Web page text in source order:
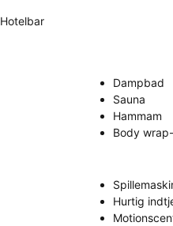
Hotelbar
Dampbad
Sauna
Hammam
Body
Hurtig